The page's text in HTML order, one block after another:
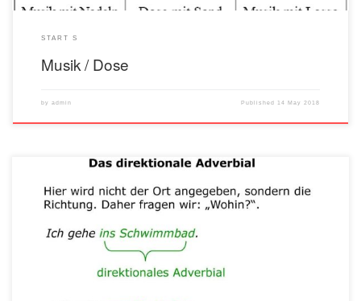
START S
Musik / Dose
by admin Published 14 May 2018